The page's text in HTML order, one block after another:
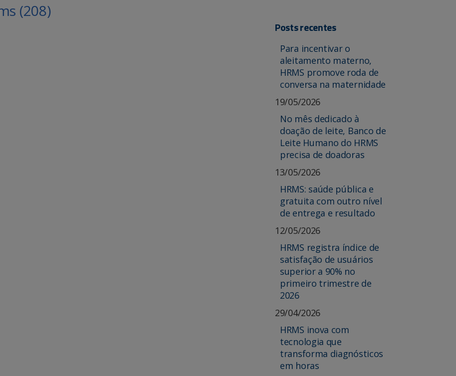
(208)
Posts recentes
Para incentivar o
aleitamento materno,
HRMS promove roda de
conversa na maternidade
19/05/2026
No mês dedicado à
doação de leite, Banco de
Leite Humano do HRMS
precisa de doadoras
13/05/2026
HRMS: saúde pública e
gratuita com outro nível
de entrega e resultado
12/05/2026
HRMS registra índice de
satisfação de usuários
superior a 90% no
primeiro trimestre de
2026
29/04/2026
HRMS inova com
tecnologia que
transforma diagnósticos
em horas